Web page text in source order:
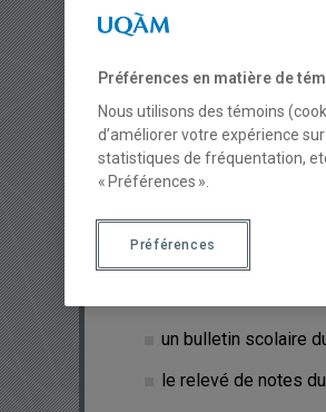
Où
Vous avez déjà
Le code permanent du
un bulletin scolaire
le relevé de notes
Préférences en matière de
Nous utilisons des témoins
d’améliorer votre expérience
statistiques de fréquentation,
« Préférences ».
Préférences